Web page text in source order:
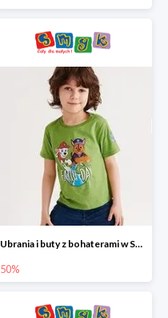
Ubrania i buty z bohaterami w Smyku do -50%
50%